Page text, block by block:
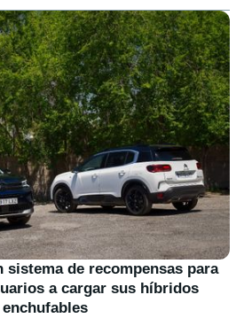
sistema de recompensas para
a cargar sus híbridos
enchufables